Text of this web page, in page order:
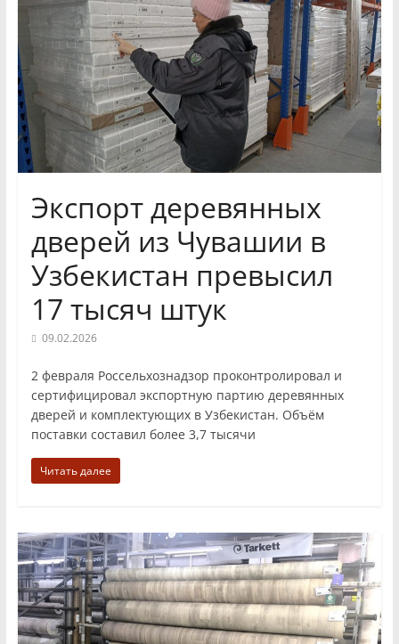
и
экономики
Новости
Чувашской
Республики
События
происшествия,
интервью,
инсайды.
Экспорт деревянных
дверей из Чувашии в
Узбекистан превысил
17 тысяч штук
09.02.2026
2 февраля Россельхознадзор проконтролировал и
сертифицировал экспортную партию деревянных
дверей и комплектующих в Узбекистан. Объём
поставки составил более 3,7 тысячи
Читать далее